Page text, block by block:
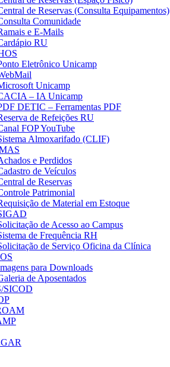
de Reservas (Consulta Equipamentos)
Comunidade
e E-Mails
RU
Eletrônico Unicamp
Unicamp
– IA Unicamp
DETIC – Ferramentas PDF
de Refeições RU
FOP YouTube
Almoxarifado (CLIF)
e Perdidos
de Veículos
de Reservas
Patrimonial
de Material em Estoque
de Acesso ao Campus
de Frequência RH
de Serviço Oficina da Clínica
para Downloads
de Aposentados
SICOD